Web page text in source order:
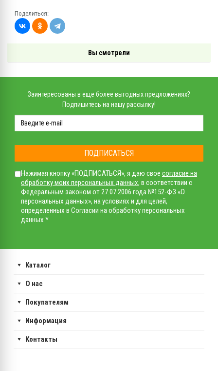
Поделиться:
Вы смотрели
Заинтересованы в еще более выгодных предложениях?
Подпишитесь на нашу рассылку!
ПОДПИСАТЬСЯ
Нажимая кнопку «ПОДПИСАТЬСЯ», я даю свое согласие на
обработку моих персональных данных, в соответствии с
Федеральным законом от 27.07.2006 года №152-ФЗ «О
персональных данных», на условиях и для целей,
определенных в Согласии на обработку персональных
данных *
Каталог
О нас
Покупателям
Информация
Контакты